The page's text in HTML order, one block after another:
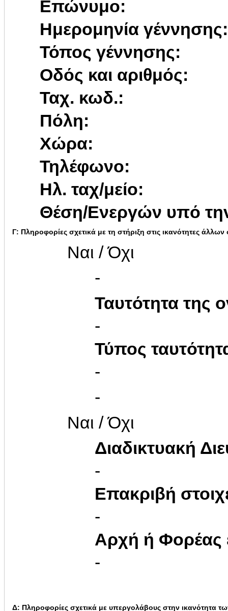
Επώνυμο:
Ημερομηνία γέννησης:
Τόπος γέννησης:
Οδός και αριθμός:
Ταχ. κωδ.:
Πόλη:
Χώρα:
Τηλέφωνο:
Ηλ. ταχ/μείο:
Θέση/Ενεργών υπό την
Γ: Πληροφορίες σχετικά με τη στήριξη στις ικανότητες άλλων
Ναι / Όχι
-
Ταυτότητα της
-
Τύπος
-
-
Ναι / Όχι
Διαδικτυακή
-
Επακριβή
-
Αρχή ή Φορέας
-
Δ: Πληροφορίες σχετικά με υπεργολάβους στην ικανότητα